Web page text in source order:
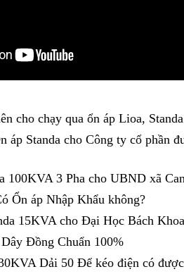
cho chạy qua ổn áp Lioa,
áp Standa cho Công ty cổ phần
100KVA 3 Pha cho UBND xã
Ổn áp Nhập Khẩu không?
15KVA cho Đại Học Bách
Đồng Chuẩn 100%
Dải 50 Để kéo điện có